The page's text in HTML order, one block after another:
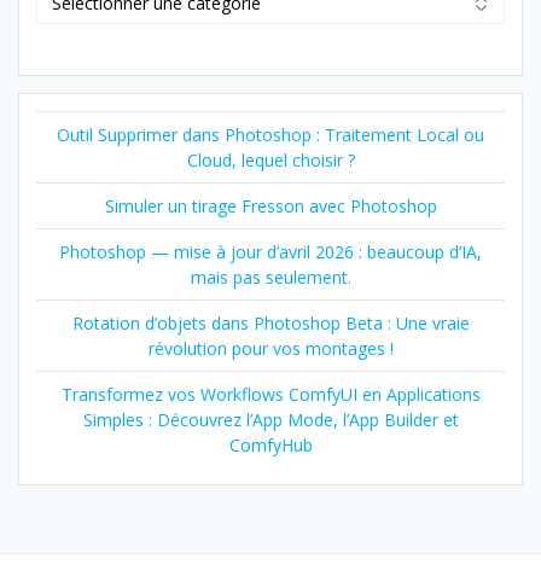
Outil Supprimer dans Photoshop : Traitement Local ou
Cloud, lequel choisir ?
Simuler un tirage Fresson avec Photoshop
Photoshop — mise à jour d’avril 2026 : beaucoup d’IA,
mais pas seulement.
Rotation d’objets dans Photoshop Beta : Une vraie
révolution pour vos montages !
Transformez vos Workflows ComfyUI en Applications
Simples : Découvrez l’App Mode, l’App Builder et
ComfyHub